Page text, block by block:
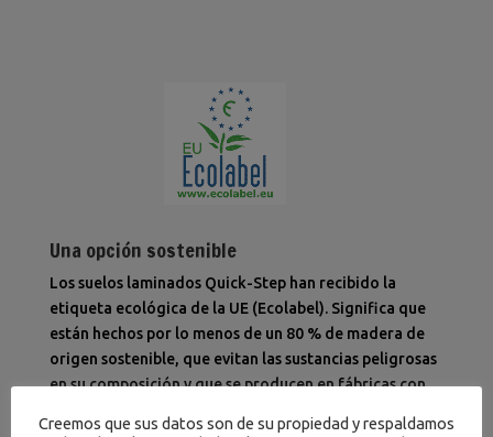
Una opción sostenible
Los suelos laminados Quick-Step han recibido la
etiqueta ecológica de la UE (Ecolabel). Significa que
están hechos por lo menos de un 80 % de madera de
origen sostenible, que evitan las sustancias peligrosas
en su composición y que se producen en fábricas con
Creemos que sus datos son de su propiedad y respaldamos